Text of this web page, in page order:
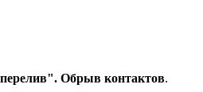
Обрыв контактов.